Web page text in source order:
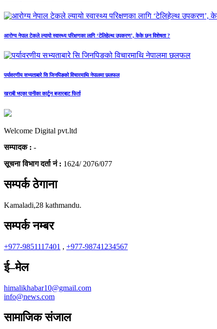
आरोग्य नेपाल टेकले ल्यायो स्वास्थ्य परिक्षणका लागि ‘टेलिहेल्थ उपकरण’, केके छन विशेषता ?
पर्यावरणीय सभ्यताबारे सि जिनपिङको विचारमाथि नेपालमा छलफल
खराबी भएका पानीका कार्टुन बजारबाट फिर्ता
Welcome Digital pvt.ltd
सम्पादक : -
सूचना विभाग दर्ता नं : 1624/ 2076/077
सम्पर्क ठेगाना
Kamaladi,28 kathmandu.
सम्पर्क नम्बर
+977-9851117401 , +977-98741234567
ई–मेल
himalikhabar10@gmail.com
info@news.com
सामाजिक संजाल